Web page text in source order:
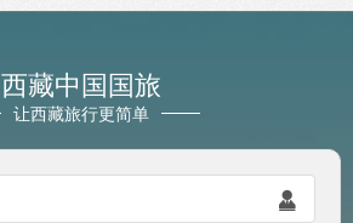
西藏中国国旅
让西藏旅行更简单
